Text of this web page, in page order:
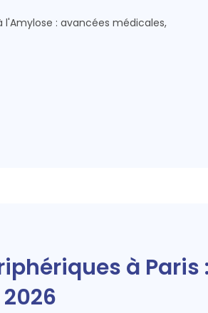
l'Amylose : avancées médicales,
à Paris :